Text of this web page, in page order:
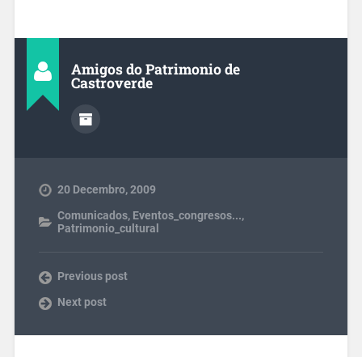
Amigos do Patrimonio de
Castroverde
20 Decembro, 2009
Comunicados, Eventos_congresos...,
Patrimonio_cultural
Previous post
Next post